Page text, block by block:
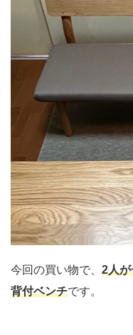
今回の買い物で、 2人
背付ベンチです。